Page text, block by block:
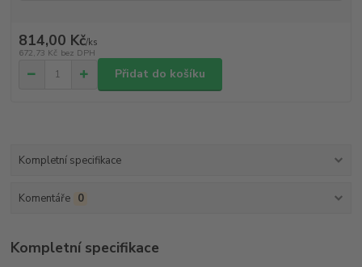
814,00 Kč/ks
672,73 Kč bez DPH
Přidat do košíku
Kompletní specifikace
Komentáře 0
Kompletní specifikace